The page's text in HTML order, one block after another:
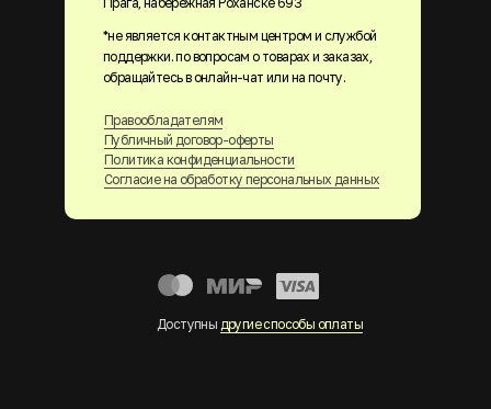
Правообладателям
Публичный договор-оферты
Политика конфиденциальности
Согласие на обработку персональных данных
Доступны другие способы оплаты
*не является контактным центром и службой
поддержки. по вопросам о товарах и заказах,
обращайтесь в онлайн-чат или на почту.